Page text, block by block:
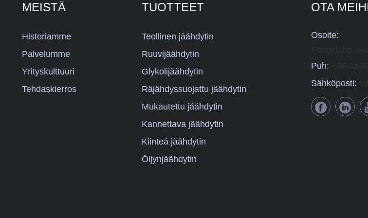
MEISTÄ
Historiamme
Palvelumme
Yrityskulttuuri
Tehdaskierros
TUOTTEET
Teollinen jäähdytin
Ruuvijäähdytin
Glykolijäähdytin
Räjähdyssuojattu jäähdytin
Mukautettu jäähdytin
Kannettava jäähdytin
Kiinteä jäähdytin
Öljynjäähdytin
OTA
Osoite:
Puh:
Sähköposti: